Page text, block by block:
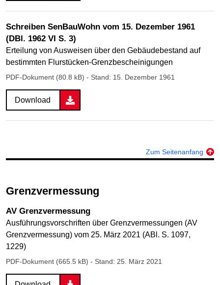
Schreiben SenBauWohn vom 15. Dezember 1961
(DBl. 1962 VI S. 3)
Erteilung von Ausweisen über den Gebäudebestand auf
bestimmten Flurstücken-Grenzbescheinigungen
PDF-Dokument (80.8 kB) - Stand: 15. Dezember 1961
Download
Zum Seitenanfang
Grenzvermessung
AV Grenzvermessung
Ausführungsvorschriften über Grenzvermessungen (AV
Grenzvermessung) vom 25. März 2021 (ABl. S. 1097,
1229)
PDF-Dokument (665.5 kB) - Stand: 25. März 2021